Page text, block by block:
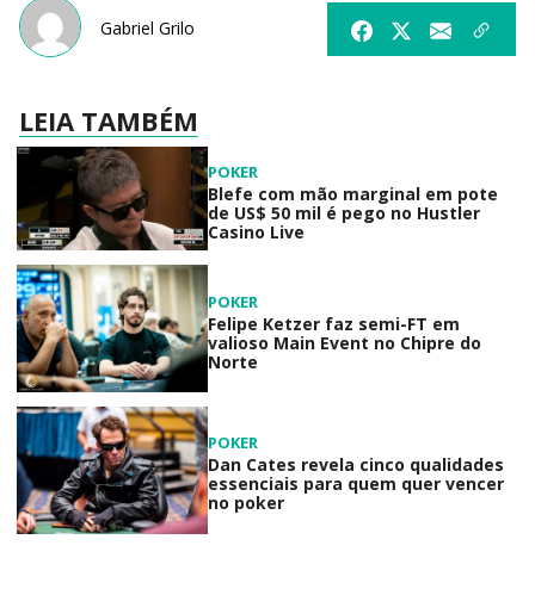
Gabriel Grilo
LEIA TAMBÉM
POKER
Blefe com mão marginal em pote
de US$ 50 mil é pego no Hustler
Casino Live
POKER
Felipe Ketzer faz semi-FT em
valioso Main Event no Chipre do
Norte
POKER
Dan Cates revela cinco qualidades
essenciais para quem quer vencer
no poker